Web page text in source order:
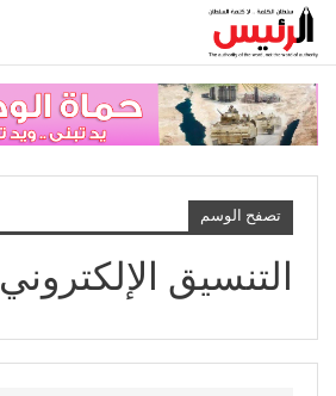
تصفح الوسم
التنسيق الإلكتروني